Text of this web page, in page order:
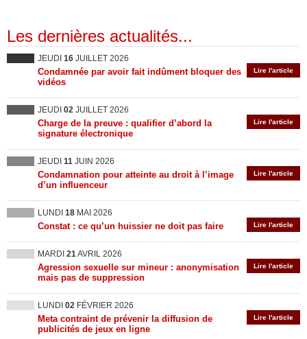
Les dernières actualités...
JEUDI 16 JUILLET 2026
Lire l'article
Condamnée par avoir fait indûment bloquer des
vidéos
JEUDI 02 JUILLET 2026
Lire l'article
Charge de la preuve : qualifier d’abord la
signature électronique
JEUDI 11 JUIN 2026
Lire l'article
Condamnation pour atteinte au droit à l’image
d’un influenceur
LUNDI 18 MAI 2026
Lire l'article
Constat : ce qu’un huissier ne doit pas faire
MARDI 21AVRIL 2026
Lire l'article
Agression sexuelle sur mineur : anonymisation
mais pas de suppression
LUNDI 02 FÉVRIER 2026
Lire l'article
Meta contraint de prévenir la diffusion de
publicités de jeux en ligne